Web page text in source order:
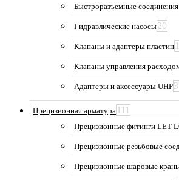
Быстроразъемные
Гидравлические насосы20
Клапаны и адаптеры пластин
Клапаны управления
Адаптеры и аксессуары UHP
Прецизионная арматура 111
Прецизионные фитинги LET-
Прецизионные резьбовые
Прецизионные шаровые